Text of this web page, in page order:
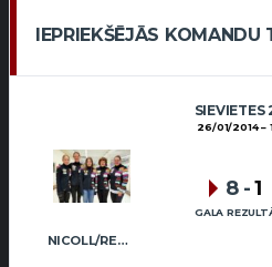
IEPRIEKŠĒJĀS KOMANDU
SIEVIETES
26/01/2014
NICOLL/REGŽA
8 -1
GALA